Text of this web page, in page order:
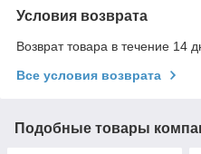
Условия возврата
Возврат товара в течение 14
Все условия возврата
Подобные товары